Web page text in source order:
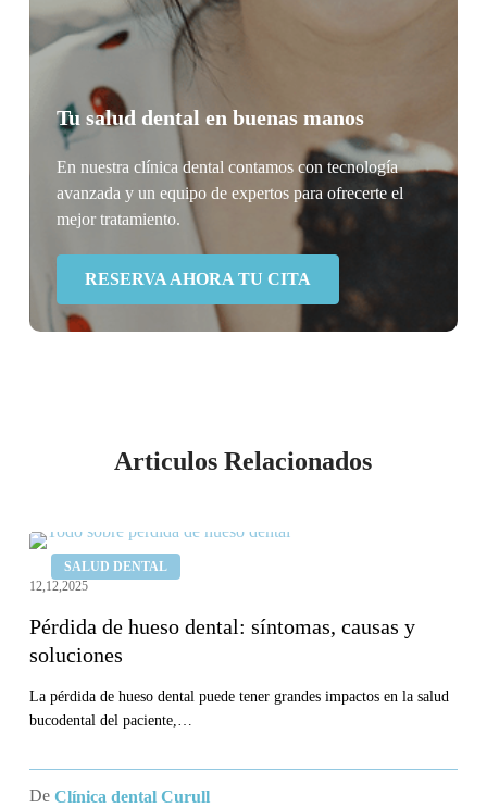
Tu salud dental en buenas manos
En nuestra clínica dental contamos con tecnología
avanzada y un equipo de expertos para ofrecerte el
mejor tratamiento.
RESERVA AHORA TU CITA
Articulos Relacionados
SALUD DENTAL
Pérdida
dental:
síntomas,
causas
y
12,12,2025
Pérdida de hueso dental: síntomas, causas y
soluciones
La pérdida de hueso dental puede tener grandes impactos en la salud
bucodental del paciente,…
De Clínica dental Curull